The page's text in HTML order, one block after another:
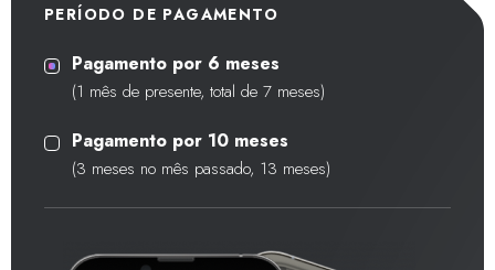
PERÍODO DE PAGAMENTO
Pagamento por 6 meses
(1 mês de presente, total de 7 meses)
Pagamento por 10 meses
(3 meses no mês passado, 13 meses)